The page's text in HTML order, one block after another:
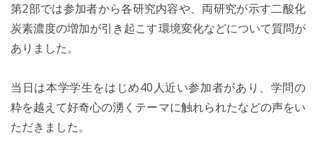
第2部では参加者から各研究内容や、両研究が示す二酸化
炭素濃度の増加が引き起こす環境変化などについて質問が
ありました。
当日は本学学生をはじめ40人近い参加者があり、学問の
粋を越えて好奇心の湧くテーマに触れられたなどの声をい
ただきました。